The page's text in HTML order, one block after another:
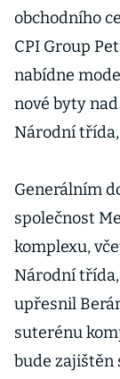
obchodního
CPI Group
nabídne
nové byty
Národní třída,
Generálním
společnost
komplexu,
Národní třída,
upřesnil
suterénu
bude zajištěn